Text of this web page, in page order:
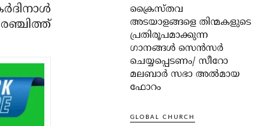
ക്രൈസ്തവ
അടയാളങ്ങളെ തിന്മകളുടെ
പ്രതിരൂപമാക്കുന്ന
ഗാനങ്ങൾ സെൻസർ
ചെയ്യപ്പെടണം/ സീറോ
മലബാർ സഭാ അൽമായ
ഫോറം
GLOBAL CHURCH